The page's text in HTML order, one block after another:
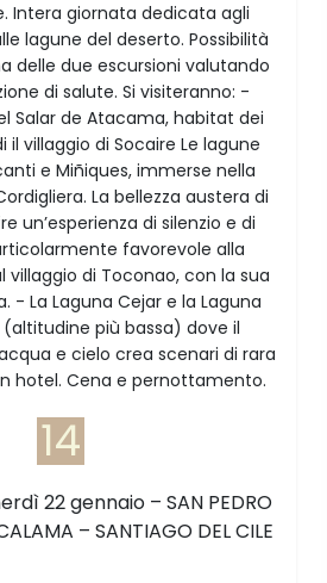
Intera giornata dedicata agli
lagune del deserto. Possibilità
delle due escursioni valutando
di salute. Si visiteranno: -
Salar de Atacama, habitat dei
villaggio di Socaire Le lagune
e Miñiques, immerse nella
La bellezza austera di
un’esperienza di silenzio e di
favorevole alla
villaggio di Toconao, con la sua
- La Laguna Cejar e la Laguna
più bassa) dove il
e cielo crea scenari di rara
hotel. Cena e pernottamento.
14
22 gennaio – SAN PEDRO
– SANTIAGO DEL CILE